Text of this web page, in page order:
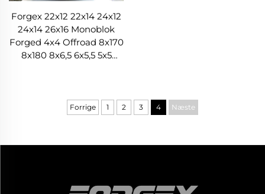
Forgex 22x12 22x14 24x12
24x14 26x16 Monoblok
Forged 4x4 Offroad 8x170
8x180 8x6,5 6x5,5 5x5
Forrige 1 2 3 4 Næste